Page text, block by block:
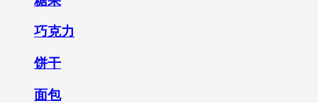
巧克力
饼干
面包